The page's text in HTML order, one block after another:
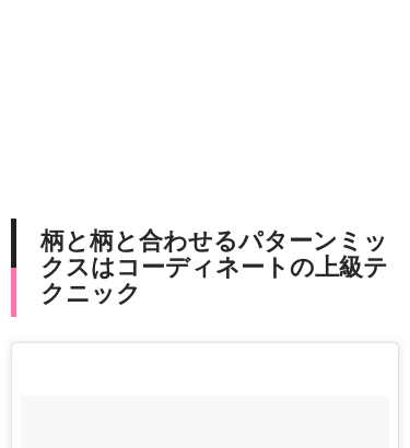
柄と柄と合わせるパターンミッ
クスはコーディネートの上級テ
クニック